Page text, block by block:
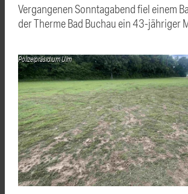
Vergangenen Sonntagabend fiel einem
der Therme Bad Buchau ein 43-jähriger
Polizeipräsidium Ulm